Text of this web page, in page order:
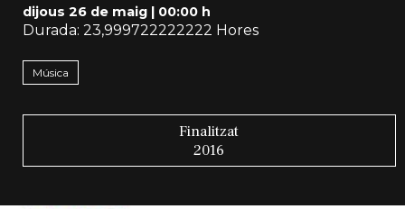
dijous 26 de maig| 00:00 h
Durada: 23,999722222222 Hores
Música
Finalitzat
2016